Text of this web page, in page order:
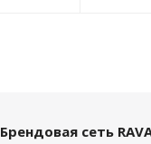
Брендовая сеть